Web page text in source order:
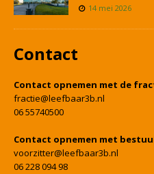
14 mei 2026
Contact
Contact opnemen met de
fractie@leefbaar3b.nl
06 55740500
Contact opnemen met
voorzitter@leefbaar3b.nl
06 228 094 98